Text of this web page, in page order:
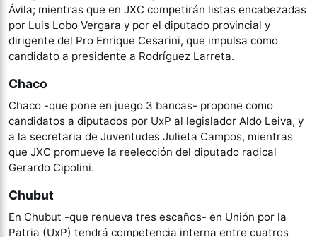
Ávila; mientras que en JXC competirán listas encabezadas
por Luis Lobo Vergara y por el diputado provincial y
dirigente del Pro Enrique Cesarini, que impulsa como
candidato a presidente a Rodríguez Larreta.
Chaco
Chaco -que pone en juego 3 bancas- propone como
candidatos a diputados por UxP al legislador Aldo Leiva, y
a la secretaria de Juventudes Julieta Campos, mientras
que JXC promueve la reelección del diputado radical
Gerardo Cipolini.
Chubut
En Chubut -que renueva tres escaños- en Unión por la
Patria (UxP) tendrá competencia interna entre cuatros